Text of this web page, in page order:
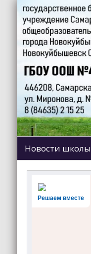
Новости школы
Решаем вместе